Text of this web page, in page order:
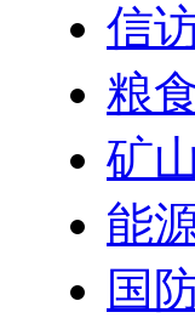
信
粮
矿
能
国